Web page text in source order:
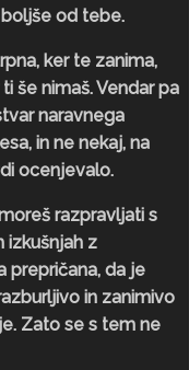
od tebe.
ker te zanima,
še nimaš. Vendar pa
naravnega
in ne nekaj, na
ocenjevalo.
razpravljati s
izkušnjah z
prepričana, da je
in zanimivo
Zato se s tem ne